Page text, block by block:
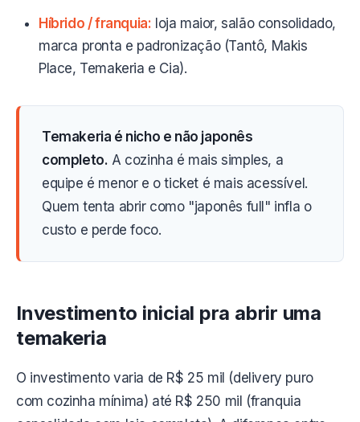
Híbrido / franquia: loja maior, salão consolidado,
marca pronta e padronização (Tantô, Makis
Place, Temakeria e Cia).
Temakeria é nicho e não japonês
completo. A cozinha é mais simples, a
equipe é menor e o ticket é mais acessível.
Quem tenta abrir como "japonês full" infla o
custo e perde foco.
Investimento inicial pra abrir uma
temakeria
O investimento varia de R$ 25 mil (delivery puro
com cozinha mínima) até R$ 250 mil (franquia